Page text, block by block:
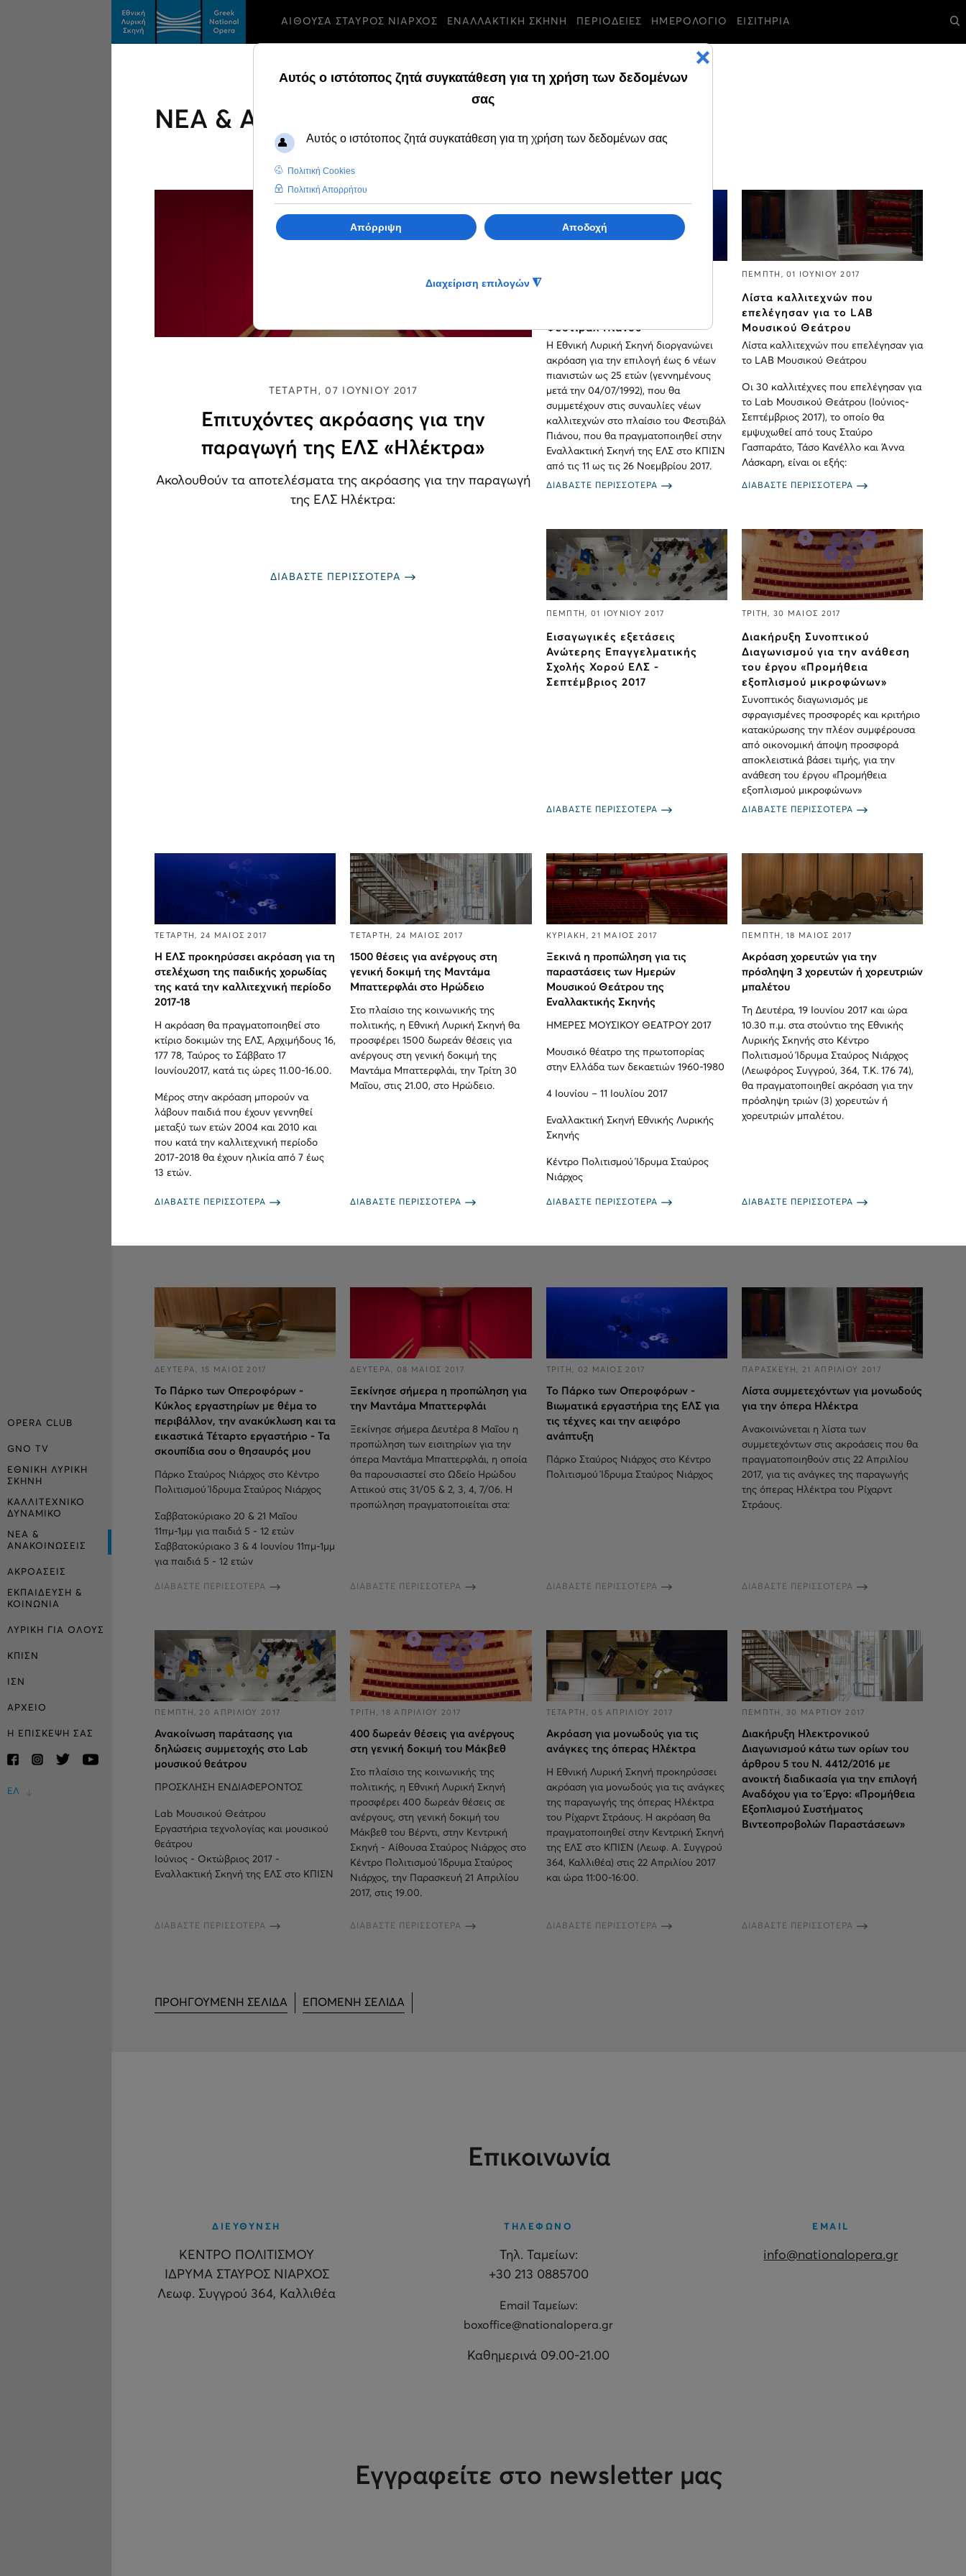
OPERA CLUB
GNO TV
ΕΘΝΙΚΗ ΛΥΡΙΚΗ
ΣΚΗΝΗ
ΚΑΛΛΙΤΕΧΝΙΚΟ
ΔΥΝΑΜΙΚΟ
ΝΕΑ &
ΑΝΑΚΟΙΝΩΣΕΙΣ
ΑΚΡΟΑΣΕΙΣ
ΕΚΠΑΙΔΕΥΣΗ &
ΚΟΙΝΩΝΙΑ
ΛΥΡΙΚΗ ΓΙΑ ΟΛΟΥΣ
ΚΠΙΣΝ
ΙΣΝ
ΑΡΧΕΙΟ
Η ΕΠΙΣΚΕΨΗ ΣΑΣ
ΕΛ
ΑΙΘΟΥΣΑ ΣΤΑΥΡΟΣ ΝΙΑΡΧΟΣ ΕΝΑΛΛΑΚΤΙΚΗ ΣΚΗΝΗ ΠΕΡΙΟΔΕΙΕΣ ΗΜΕΡΟΛΟΓΙΟ ΕΙΣΙΤΗΡΙΑ
ΝΕΑ & ΑΝΑΚΟΙΝΩΣΕΙΣ
ΤΕΤΑΡΤΗ, 07 ΙΟΥΝΙΟΥ 2017
Επιτυχόντες ακρόασης για την
παραγωγή της ΕΛΣ «Ηλέκτρα»
Ακολουθούν τα αποτελέσματα της ακρόασης για την παραγωγή
της ΕΛΣ Ηλέκτρα:
ΔΙΑΒΑΣΤΕ ΠΕΡΙΣΣΟΤΕΡΑ
Φεστιβάλ Πιάνου
Η Εθνική Λυρική Σκηνή διοργανώνει
ακρόαση για την επιλογή έως 6 νέων
πιανιστών ως 25 ετών (γεννημένους
μετά την 04/07/1992), που θα
συμμετέχουν στις συναυλίες νέων
καλλιτεχνών στο πλαίσιο του Φεστιβάλ
Πιάνου, που θα πραγματοποιηθεί στην
Εναλλακτική Σκηνή της ΕΛΣ στο ΚΠΙΣΝ
από τις 11 ως τις 26 Νοεμβρίου 2017.
ΔΙΑΒΑΣΤΕ ΠΕΡΙΣΣΟΤΕΡΑ
ΠΕΜΠΤΗ, 01 ΙΟΥΝΙΟΥ 2017
Λίστα καλλιτεχνών που
επελέγησαν για το LAB
Μουσικού Θεάτρου
Λίστα καλλιτεχνών που επελέγησαν για
το LAB Μουσικού Θεάτρου
Οι 30 καλλιτέχνες που επελέγησαν για
το Lab Μουσικού Θεάτρου (Ιούνιος-
Σεπτέμβριος 2017), το οποίο θα
εμψυχωθεί από τους Σταύρο
Γασπαράτο, Τάσο Κανέλλο και Άννα
Λάσκαρη, είναι οι εξής:
ΔΙΑΒΑΣΤΕ ΠΕΡΙΣΣΟΤΕΡΑ
ΠΕΜΠΤΗ, 01 ΙΟΥΝΙΟΥ 2017
Εισαγωγικές εξετάσεις
Ανώτερης Επαγγελματικής
Σχολής Χορού ΕΛΣ -
Σεπτέμβριος 2017
ΔΙΑΒΑΣΤΕ ΠΕΡΙΣΣΟΤΕΡΑ
ΤΡΙΤΗ, 30 ΜΑΙΟΣ 2017
Διακήρυξη Συνοπτικού
Διαγωνισμού για την ανάθεση
του έργου «Προμήθεια
εξοπλισμού μικροφώνων»
Συνοπτικός διαγωνισμός με
σφραγισμένες προσφορές και κριτήριο
κατακύρωσης την πλέον συμφέρουσα
από οικονομική άποψη προσφορά
αποκλειστικά βάσει τιμής, για την
ανάθεση του έργου «Προμήθεια
εξοπλισμού μικροφώνων»
ΔΙΑΒΑΣΤΕ ΠΕΡΙΣΣΟΤΕΡΑ
ΤΕΤΑΡΤΗ, 24 ΜΑΙΟΣ 2017
Η ΕΛΣ προκηρύσσει ακρόαση για τη
στελέχωση της παιδικής χορωδίας
της κατά την καλλιτεχνική περίοδο
2017-18
Η ακρόαση θα πραγματοποιηθεί στο
κτίριο δοκιμών της ΕΛΣ, Αρχιμήδους 16,
177 78, Ταύρος το Σάββατο 17
Ιουνίου2017, κατά τις ώρες 11.00-16.00.
Μέρος στην ακρόαση μπορούν να
λάβουν παιδιά που έχουν γεννηθεί
μεταξύ των ετών 2004 και 2010 και
που κατά την καλλιτεχνική περίοδο
2017-2018 θα έχουν ηλικία από 7 έως
13 ετών.
ΔΙΑΒΑΣΤΕ ΠΕΡΙΣΣΟΤΕΡΑ
ΤΕΤΑΡΤΗ, 24 ΜΑΙΟΣ 2017
1500 θέσεις για ανέργους στη
γενική δοκιμή της Μαντάμα
Μπαττερφλάι στο Ηρώδειο
Στο πλαίσιο της κοινωνικής της
πολιτικής, η Εθνική Λυρική Σκηνή θα
προσφέρει 1500 δωρεάν θέσεις για
ανέργους στη γενική δοκιμή της
Μαντάμα Μπαττερφλάι, την Τρίτη 30
Μαΐου, στις 21.00, στο Ηρώδειο.
ΔΙΑΒΑΣΤΕ ΠΕΡΙΣΣΟΤΕΡΑ
ΚΥΡΙΑΚΗ, 21 ΜΑΙΟΣ 2017
Ξεκινά η προπώληση για τις
παραστάσεις των Ημερών
Μουσικού Θεάτρου της
Εναλλακτικής Σκηνής
ΗΜΕΡΕΣ ΜΟΥΣΙΚΟΥ ΘΕΑΤΡΟΥ 2017
Μουσικό θέατρο της πρωτοπορίας
στην Ελλάδα των δεκαετιών 1960-1980
4 Ιουνίου – 11 Ιουλίου 2017
Εναλλακτική Σκηνή Εθνικής Λυρικής
Σκηνής
Κέντρο Πολιτισμού Ίδρυμα Σταύρος
Νιάρχος
ΔΙΑΒΑΣΤΕ ΠΕΡΙΣΣΟΤΕΡΑ
ΠΕΜΠΤΗ, 18 ΜΑΙΟΣ 2017
Ακρόαση χορευτών για την
πρόσληψη 3 χορευτών ή χορευτριών
μπαλέτου
Τη Δευτέρα, 19 Ιουνίου 2017 και ώρα
10.30 π.μ. στα στούντιο της Εθνικής
Λυρικής Σκηνής στο Κέντρο
Πολιτισμού Ίδρυμα Σταύρος Νιάρχος
(Λεωφόρος Συγγρού, 364, Τ.Κ. 176 74),
θα πραγματοποιηθεί ακρόαση για την
πρόσληψη τριών (3) χορευτών ή
χορευτριών μπαλέτου.
ΔΙΑΒΑΣΤΕ ΠΕΡΙΣΣΟΤΕΡΑ
ΔΕΥΤΕΡΑ, 15 ΜΑΙΟΣ 2017
To Πάρκο των Οπεροφόρων -
Κύκλος εργαστηρίων με θέμα το
περιβάλλον, την ανακύκλωση και τα
εικαστικά Τέταρτο εργαστήριο - Τα
σκουπίδια σου ο θησαυρός μου
Πάρκο Σταύρος Νιάρχος στο Κέντρο
Πολιτισμού Ίδρυμα Σταύρος Νιάρχος
Σαββατοκύριακο 20 & 21 Μαΐου
11πμ-1μμ για παιδιά 5 - 12 ετών
Σαββατοκύριακο 3 & 4 Ιουνίου 11πμ-1μμ
για παιδιά 5 - 12 ετών
ΔΙΑΒΑΣΤΕ ΠΕΡΙΣΣΟΤΕΡΑ
ΔΕΥΤΕΡΑ, 08 ΜΑΙΟΣ 2017
Ξεκίνησε σήμερα η προπώληση για
την Μαντάμα Μπαττερφλάι
Ξεκίνησε σήμερα Δευτέρα 8 Μαΐου η
προπώληση των εισιτηρίων για την
όπερα Μαντάμα Μπαττερφλάι, η οποία
θα παρουσιαστεί στο Ωδείο Ηρώδου
Αττικού στις 31/05 & 2, 3, 4, 7/06. Η
προπώληση πραγματοποιείται στα:
ΔΙΑΒΑΣΤΕ ΠΕΡΙΣΣΟΤΕΡΑ
ΤΡΙΤΗ, 02 ΜΑΙΟΣ 2017
To Πάρκο των Οπεροφόρων -
Βιωματικά εργαστήρια της ΕΛΣ για
τις τέχνες και την αειφόρο
ανάπτυξη
Πάρκο Σταύρος Νιάρχος στο Κέντρο
Πολιτισμού Ίδρυμα Σταύρος Νιάρχος
ΔΙΑΒΑΣΤΕ ΠΕΡΙΣΣΟΤΕΡΑ
ΠΑΡΑΣΚΕΥΗ, 21 ΑΠΡΙΛΙΟΥ 2017
Λίστα συμμετεχόντων για μονωδούς
για την όπερα Ηλέκτρα
Ανακοινώνεται η λίστα των
συμμετεχόντων στις ακροάσεις που θα
πραγματοποιηθούν στις 22 Απριλίου
2017, για τις ανάγκες της παραγωγής
της όπερας Ηλέκτρα του Ρίχαρντ
Στράους.
ΔΙΑΒΑΣΤΕ ΠΕΡΙΣΣΟΤΕΡΑ
ΠΕΜΠΤΗ, 20 ΑΠΡΙΛΙΟΥ 2017
Ανακοίνωση παράτασης για
δηλώσεις συμμετοχής στο Lab
μουσικού θεάτρου
ΠΡΟΣΚΛΗΣΗ ΕΝΔΙΑΦΕΡΟΝΤΟΣ
Lab Μουσικού Θεάτρου
Εργαστήρια τεχνολογίας και μουσικού
θεάτρου
Ιούνιος - Οκτώβριος 2017 -
Εναλλακτική Σκηνή της ΕΛΣ στο ΚΠΙΣΝ
ΔΙΑΒΑΣΤΕ ΠΕΡΙΣΣΟΤΕΡΑ
ΤΡΙΤΗ, 18 ΑΠΡΙΛΙΟΥ 2017
400 δωρεάν θέσεις για ανέργους
στη γενική δοκιμή του Μάκβεθ
Στο πλαίσιο της κοινωνικής της
πολιτικής, η Εθνική Λυρική Σκηνή
προσφέρει 400 δωρεάν θέσεις σε
ανέργους, στη γενική δοκιμή του
Μάκβεθ του Βέρντι, στην Κεντρική
Σκηνή - Αίθουσα Σταύρος Νιάρχος στο
Κέντρο Πολιτισμού Ίδρυμα Σταύρος
Νιάρχος, την Παρασκευή 21 Απριλίου
2017, στις 19.00.
ΔΙΑΒΑΣΤΕ ΠΕΡΙΣΣΟΤΕΡΑ
ΤΕΤΑΡΤΗ, 05 ΑΠΡΙΛΙΟΥ 2017
Ακρόαση για μονωδούς για τις
ανάγκες της όπερας Ηλέκτρα
Η Εθνική Λυρική Σκηνή προκηρύσσει
ακρόαση για μονωδούς για τις ανάγκες
της παραγωγής της όπερας Ηλέκτρα
του Ρίχαρντ Στράους. Η ακρόαση θα
πραγματοποιηθεί στην Κεντρική Σκηνή
της ΕΛΣ στο ΚΠΙΣΝ (Λεωφ. Α. Συγγρού
364, Καλλιθέα) στις 22 Απριλίου 2017
και ώρα 11:00-16:00.
ΔΙΑΒΑΣΤΕ ΠΕΡΙΣΣΟΤΕΡΑ
ΠΕΜΠΤΗ, 30 ΜΑΡΤΙΟΥ 2017
Διακήρυξη Ηλεκτρονικού
Διαγωνισμού κάτω των ορίων του
άρθρου 5 του Ν. 4412/2016 με
ανοικτή διαδικασία για την επιλογή
Αναδόχου για το Έργο: «Προμήθεια
Εξοπλισμού Συστήματος
Βιντεοπροβολών Παραστάσεων»
ΔΙΑΒΑΣΤΕ ΠΕΡΙΣΣΟΤΕΡΑ
ΠΡΟΗΓΟΥΜΕΝΗ ΣΕΛΙΔΑ ΕΠΟΜΕΝΗ ΣΕΛΙΔΑ
Επικοινωνία
ΔΙΕΥΘΥΝΣΗ
ΚΕΝΤΡΟ ΠΟΛΙΤΙΣΜΟΥ
ΙΔΡΥΜΑ ΣΤΑΥΡΟΣ ΝΙΑΡΧΟΣ
Λεωφ. Συγγρού 364, Καλλιθέα
ΤΗΛΕΦΩΝΟ
Τηλ. Ταμείων:
+30 213 0885700
Εmail Ταμείων:
boxoffice@nationalopera.gr
Καθημερινά 09.00-21.00
EMAIL
info@nationalopera.gr
Εγγραφείτε στο newsletter μας